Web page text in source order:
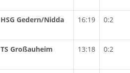
HSG Gedern/Nidda 16:19 0:2
TS Großauheim 13:18 0:2